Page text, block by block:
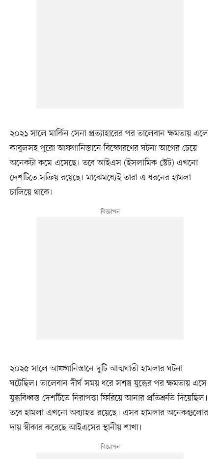
২০২১ সালে মার্কিন সেনা প্রত্যাহারের পর তালেবান ক্ষমতায় এলে
কাবুলসহ পুরো আফগানিস্তানে বিস্ফোরণের ঘটনা আগের চেয়ে
অনেকটা কমে এসেছে। তবে আইএস (ইসলামিক স্টেট) এখনো
দেশটিতে সক্রিয় রয়েছে। মাঝেমধ্যেই তারা এ ধরনের হামলা
চালিয়ে থাকে।
২০২৫ সালে আফগানিস্তানে দুটি আত্মঘাতী হামলার ঘটনা
ঘটেছিল। তালেবান দীর্ঘ সময় ধরে সশস্ত্র যুদ্ধের পর ক্ষমতায় এসে
যুদ্ধবিধ্বস্ত দেশটিতে নিরাপত্তা ফিরিয়ে আনার প্রতিশ্রুতি দিয়েছিল।
তবে হামলা এখনো অব্যাহত রয়েছে। এসব হামলার অনেকগুলোর
দায় স্বীকার করেছে আইএসের স্থানীয় শাখা।